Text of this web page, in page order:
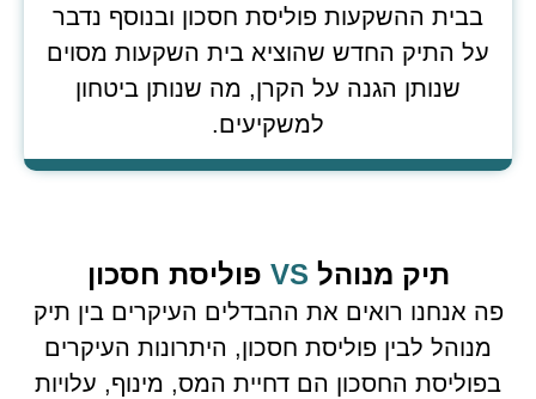
בבית ההשקעות פוליסת חסכון ובנוסף נדבר
על התיק החדש שהוציא בית השקעות מסוים
שנותן הגנה על הקרן, מה שנותן ביטחון
למשקיעים.
תיק מנוהל VS פוליסת חסכון
פה אנחנו רואים את ההבדלים העיקרים בין תיק
מנוהל לבין פוליסת חסכון, היתרונות העיקרים
בפוליסת החסכון הם דחיית המס, מינוף, עלויות